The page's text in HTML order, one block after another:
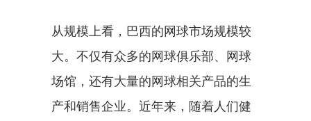
从规模上看，巴西的网球市场规模较
大。不仅有众多的网球俱乐部、网球
场馆，还有大量的网球相关产品的生
产和销售企业。近年来，随着人们健